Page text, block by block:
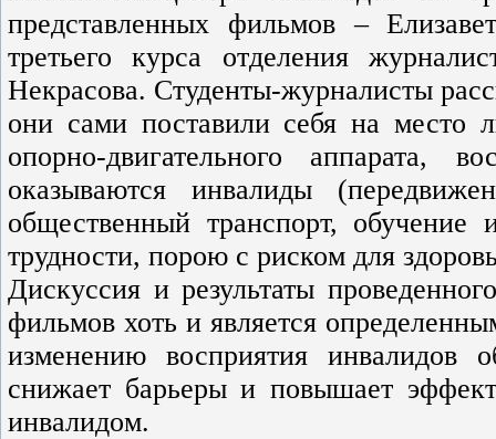
представленных фильмов –
третьего курса отделения
Некрасова. Студенты-журналисты
они сами поставили себя на
опорно-двигательного аппарата,
оказываются инвалиды
общественный транспорт,
трудности, порою с риском для
Дискуссия и результаты
фильмов хоть и является
изменению восприятия инвалидов
снижает барьеры и повышает
инвалидом.